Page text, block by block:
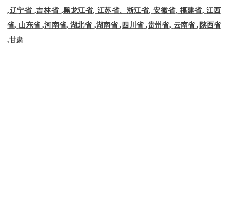
,辽宁省 ,吉林省 ,黑龙江省, 江苏省、浙江省, 安徽省, 福建省, 江西
省, 山东省 ,河南省, 湖北省 ,湖南省 , 四川省 ,贵州省, 云南省 , 陕西省
,甘肃